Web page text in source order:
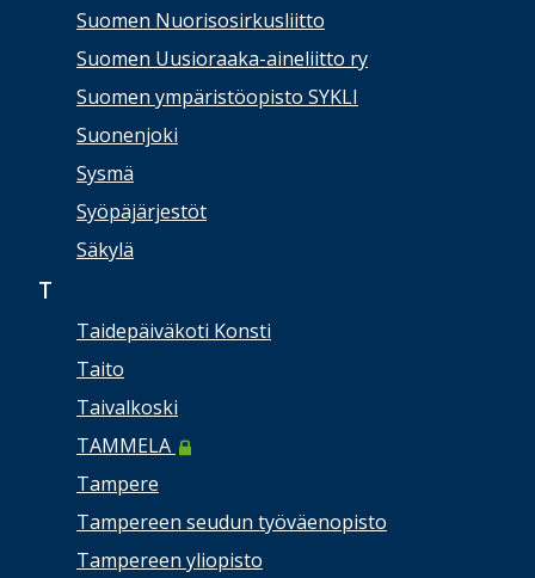
Suomen Nuorisosirkusliitto
Suomen Uusioraaka-aineliitto ry
Suomen ympäristöopisto SYKLI
Suonenjoki
Sysmä
Syöpäjärjestöt
Säkylä
T
Taidepäiväkoti Konsti
Taito
Taivalkoski
TAMMELA
Tampere
Tampereen seudun työväenopisto
Tampereen yliopisto